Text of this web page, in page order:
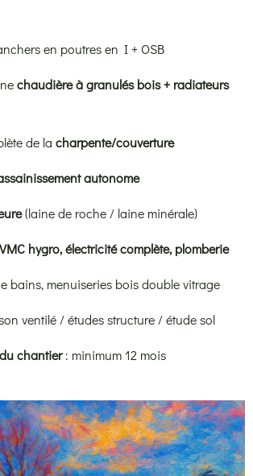
en poutres en I + OSB
chaudière à granulés bois + radiateurs
de la charpente/couverture
autonome
(laine de roche / laine minérale)
VMC hygro, électricité complète, plomberie
bains, menuiseries bois double vitrage
ventilé / études structure / étude sol
chantier: minimum 12 mois